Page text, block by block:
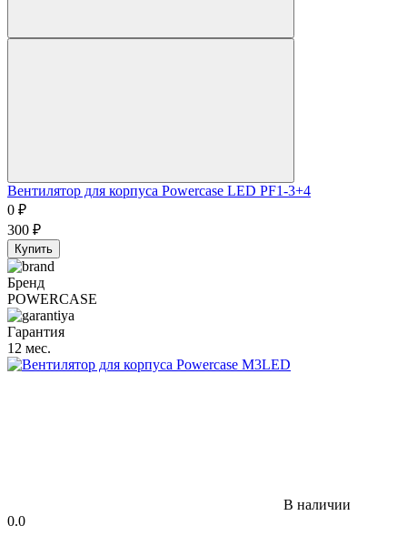
Вентилятор для корпуса Powercase LED PF1-3+4
0 ₽
300 ₽
Купить
Бренд
POWERCASE
Гарантия
12 мес.
В наличии
0.0